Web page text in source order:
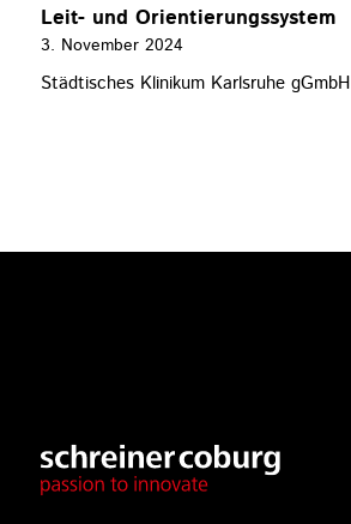
Leit- und Orientierungssystem
3. November 2024
Städtisches Klinikum Karlsruhe gGmbH